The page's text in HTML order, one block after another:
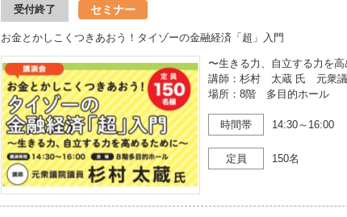
受付終了 セミナー
お金とかしこくつきあおう！タイゾーの金融経済「超」入門
〜生きる力、自立する力を
講師：杉村 太蔵 氏 元衆議
場所：8階 多目的ホール
時間帯 14:30～16:00
定員 150名